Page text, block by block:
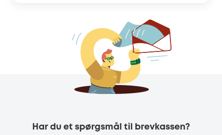
Har du et spørgsmål til brevkassen?